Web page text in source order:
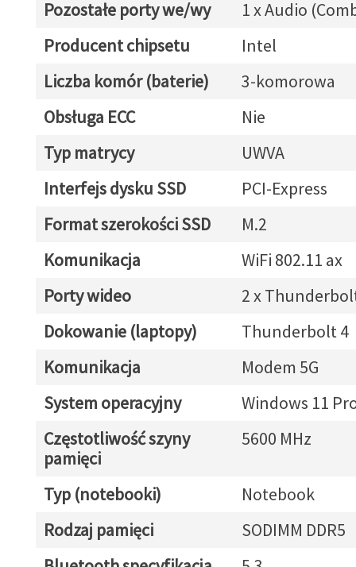
Pozostałe porty we/wy
1 x Audio
Producent chipsetu
Intel
Liczba komór (baterie)
3-komorowa
Obsługa ECC
Nie
Typ matrycy
UWVA
Interfejs dysku SSD
PCI-Express
Format szerokości SSD
M.2
Komunikacja
WiFi 802.11 ax
Porty wideo
2 x
Dokowanie (laptopy)
Thunderbolt 4
Komunikacja
Modem 5G
System operacyjny
Windows 11
Częstotliwość szyny
pamięci
5600 MHz
Typ (notebooki)
Notebook
Rodzaj pamięci
SODIMM DDR5